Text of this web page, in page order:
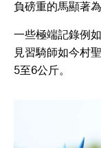
負磅重的馬顯著為
一些極端記錄例
見習騎師如今村
5至6公斤。